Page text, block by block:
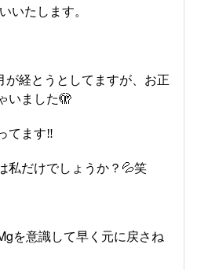
いたします。
経とうとしてますが、お正
いました🫣
てます‼︎
私だけでしょうか？💦笑
を意識して早く元に戻さね